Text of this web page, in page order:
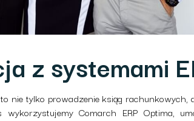
z systemami
nie tylko prowadzenie ksiąg rachunkowych,
Comarch ERP Optima,